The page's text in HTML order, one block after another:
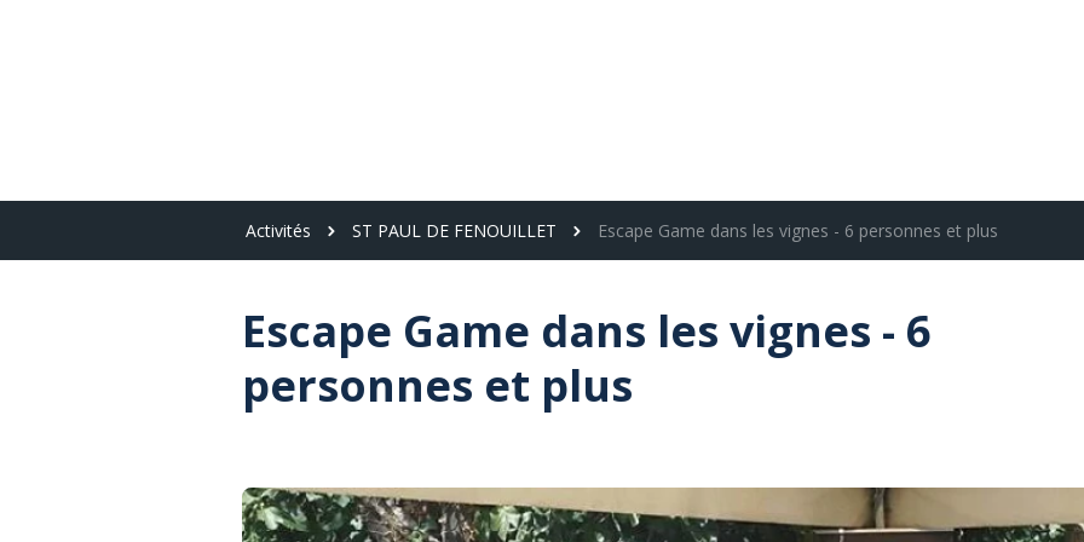
Activités ST PAUL DE FENOUILLET Escape Game dans les vignes - 6 personnes et plus
Escape Game dans les vignes - 6
personnes et plus